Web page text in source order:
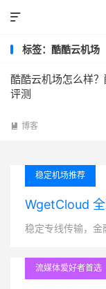

标签：酷酷云机场
酷酷云机场怎么样
评测
 博客
稳定机场推荐
WgetCloud
稳定专线传输，金
流媒体爱好者首选